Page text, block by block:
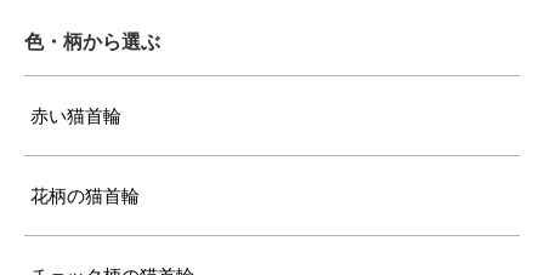
色・柄から選ぶ
赤い猫首輪
花柄の猫首輪